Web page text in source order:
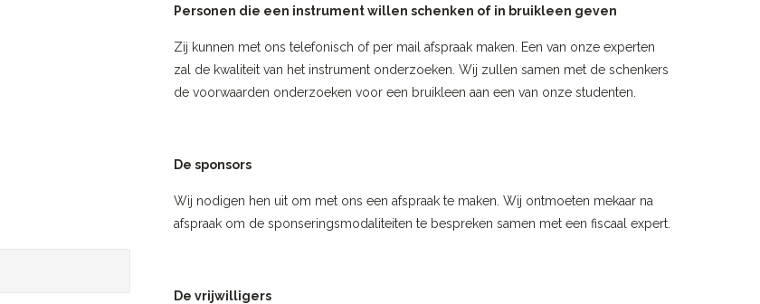
Personen die een instrument willen schenken of in bruikleen geven
Zij kunnen met ons telefonisch of per mail afspraak maken. Een van onze experten
zal de kwaliteit van het instrument onderzoeken. Wij zullen samen met de schenkers
de voorwaarden onderzoeken voor een bruikleen aan een van onze studenten.
De sponsors
Wij nodigen hen uit om met ons een afspraak te maken. Wij ontmoeten mekaar na
afspraak om de sponseringsmodaliteiten te bespreken samen met een fiscaal expert.
De vrijwilligers